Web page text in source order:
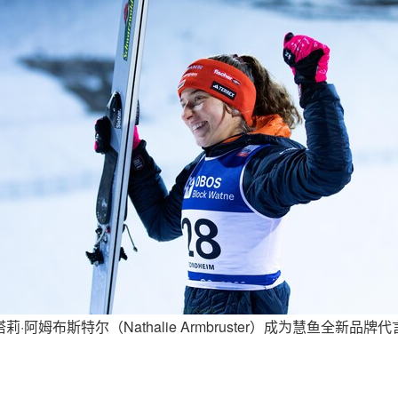
莉·阿姆布斯特尔（Nathalie Armbruster）成为慧鱼全新品牌代